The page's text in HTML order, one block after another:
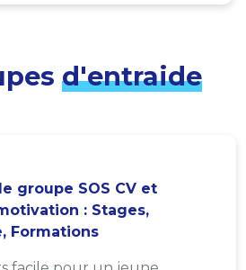
d'entraide
groupe SOS CV et
: Stages,
Formations